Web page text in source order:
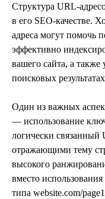
Структура URL-
в его SEO-качестве.
адреса могут помочь
эффективно
вашего сайта, а также
поисковых
Один из важных
— использование
логически
отражающими тему
высокого
вместо
типа website.com/